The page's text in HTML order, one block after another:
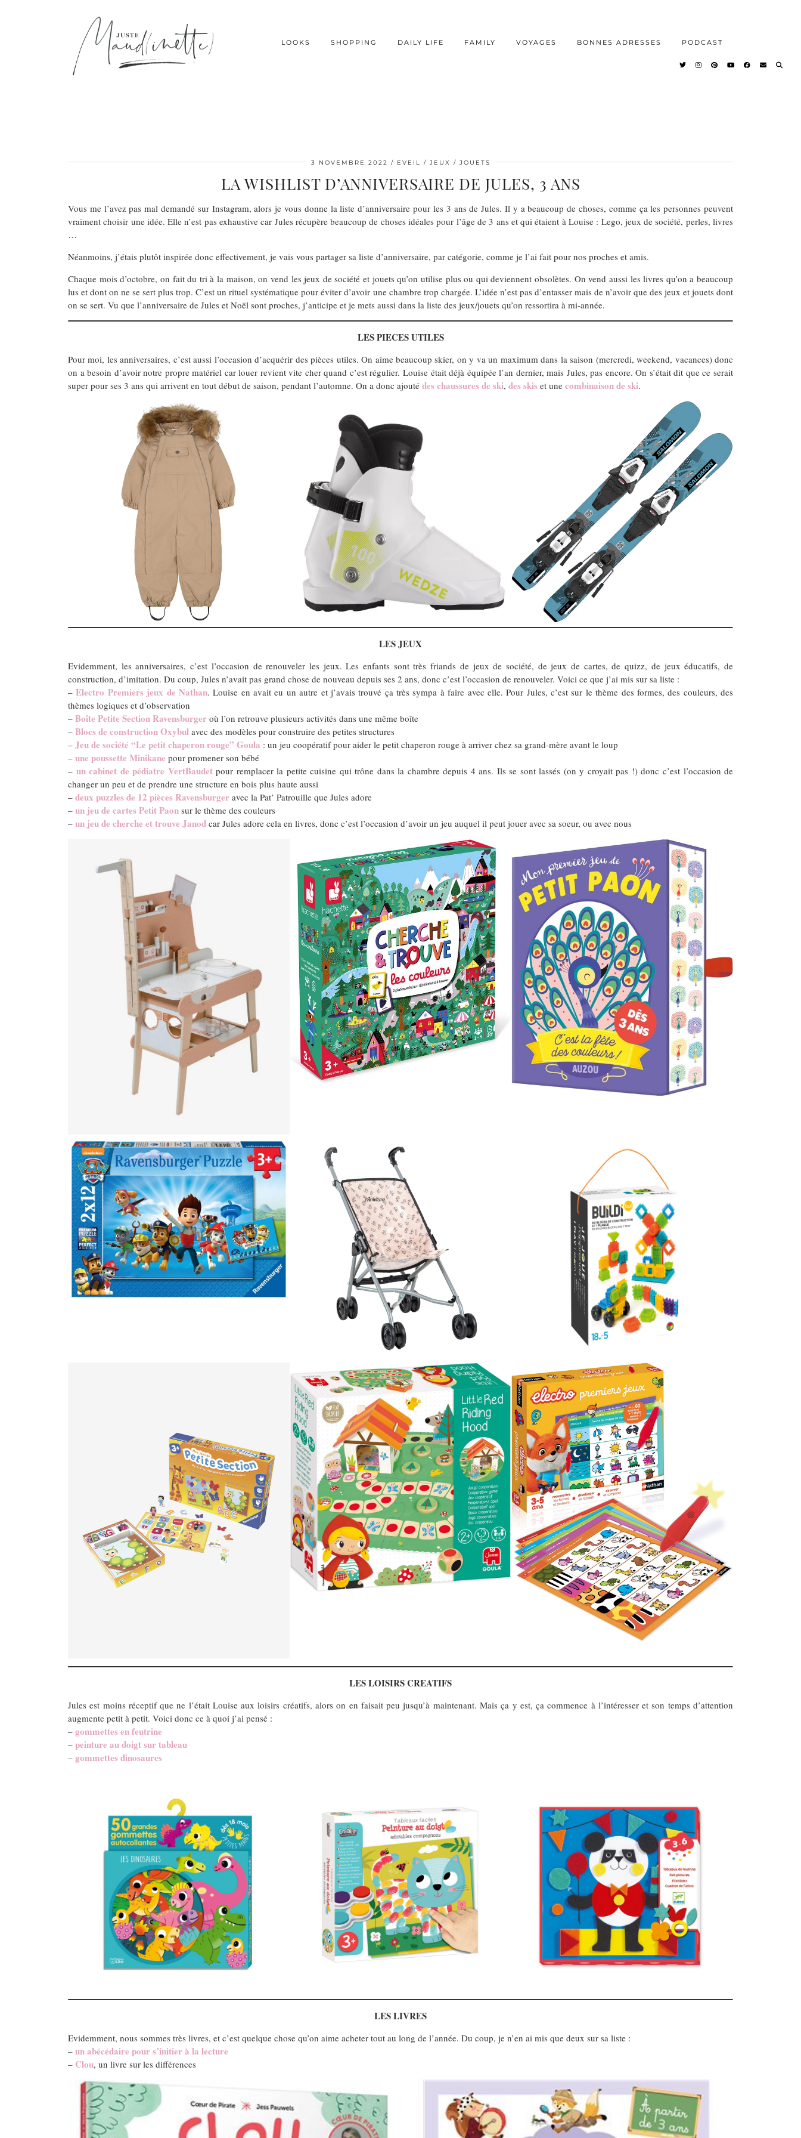
LOOKS SHOPPING DAILY LIFE FAMILY VOYAGES BONNES ADRESSES PODCAST
3 NOVEMBRE 2022 EVEIL / JEUX / JOUETS
LA WISHLIST D’ANNIVERSAIRE DE JULES, 3 ANS
Vous me l’avez pas mal demandé sur Instagram, alors je vous donne la liste d’anniversaire pour les 3 ans de Jules. Il y a beaucoup de choses, comme ça les personnes peuvent
vraiment choisir une idée. Elle n’est pas exhaustive car Jules récupère beaucoup de choses idéales pour l’âge de 3 ans et qui étaient à Louise : Lego, jeux de société, perles, livres
…
Néanmoins, j’étais plutôt inspirée donc effectivement, je vais vous partager sa liste d’anniversaire, par catégorie, comme je l’ai fait pour nos proches et amis.
Chaque mois d’octobre, on fait du tri à la maison, on vend les jeux de société et jouets qu’on utilise plus ou qui deviennent obsolètes. On vend aussi les livres qu’on a beaucoup
lus et dont on ne se sert plus trop. C’est un rituel systématique pour éviter d’avoir une chambre trop chargée. L’idée n’est pas d’entasser mais de n’avoir que des jeux et jouets dont
on se sert. Vu que l’anniversaire de Jules et Noël sont proches, j’anticipe et je mets aussi dans la liste des jeux/jouets qu’on ressortira à mi-année.
LES PIECES UTILES
Pour moi, les anniversaires, c’est aussi l’occasion d’acquérir des pièces utiles. On aime beaucoup skier, on y va un maximum dans la saison (mercredi, weekend, vacances) donc
on a besoin d’avoir notre propre matériel car louer revient vite cher quand c’est régulier. Louise était déjà équipée l’an dernier, mais Jules, pas encore. On s’était dit que ce serait
super pour ses 3 ans qui arrivent en tout début de saison, pendant l’automne. On a donc ajouté des chaussures de ski, des skis et une combinaison de ski.
LES JEUX
Evidemment, les anniversaires, c’est l’occasion de renouveler les jeux. Les enfants sont très friands de jeux de société, de jeux de cartes, de quizz, de jeux éducatifs, de
construction, d’imitation. Du coup, Jules n’avait pas grand chose de nouveau depuis ses 2 ans, donc c’est l’occasion de renouveler. Voici ce que j’ai mis sur sa liste :
–Electro Premiers jeux de Nathan. Louise en avait eu un autre et j’avais trouvé ça très sympa à faire avec elle. Pour Jules, c’est sur le thème des formes, des couleurs, des
thèmes logiques et d’observation
– Boîte Petite Section Ravensburger où l’on retrouve plusieurs activités dans une même boîte
– Blocs de construction Oxybul avec des modèles pour construire des petites structures
– Jeu de société “Le petit chaperon rouge” Goula : un jeu coopératif pour aider le petit chaperon rouge à arriver chez sa grand-mère avant le loup
– une poussette Minikane pour promener son bébé
– un cabinet de pédiatre VertBaudetpour remplacer la petite cuisine qui trône dans la chambre depuis 4 ans. Ils se sont lassés (on y croyait pas !) donc c’est l’occasion de
changer un peu et de prendre une structure en bois plus haute aussi
– deux puzzles de 12 pièces Ravensburger avec la Pat’ Patrouille que Jules adore
– un jeu de cartes Petit Paon sur le thème des couleurs
– un jeu de cherche et trouve Janod car Jules adore cela en livres, donc c’est l’occasion d’avoir un jeu auquel il peut jouer avec sa soeur, ou avec nous
LES LOISIRS CREATIFS
Jules est moins réceptif que ne l’était Louise aux loisirs créatifs, alors on en faisait peu jusqu’à maintenant. Mais ça y est, ça commence à l’intéresser et son temps d’attention
augmente petit à petit. Voici donc ce à quoi j’ai pensé :
– gommettes en feutrine
– peinture au doigt sur tableau
– gommettes dinosaures
LES LIVRES
Evidemment, nous sommes très livres, et c’est quelque chose qu’on aime acheter tout au long de l’année. Du coup, je n’en ai mis que deux sur sa liste :
– un abécédaire pour s’initier à la lecture
– Clou, un livre sur les différences